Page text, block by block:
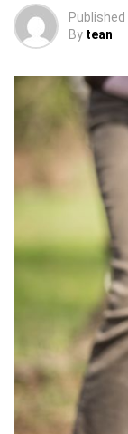
Published
By tean